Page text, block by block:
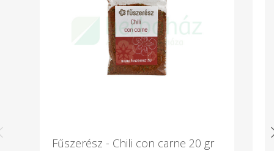
Fűszerész - Chili con carne 20 gr